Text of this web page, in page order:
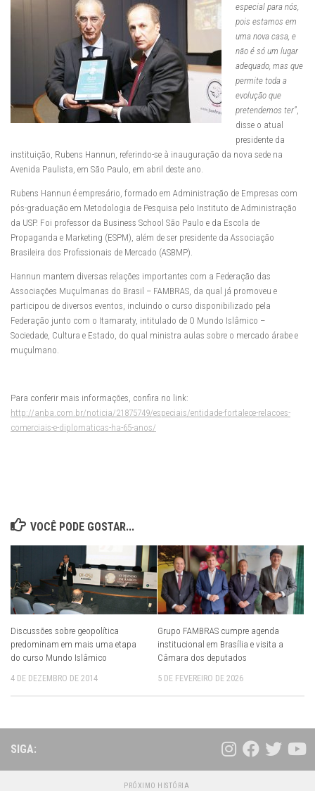
especial para nós,
pois estamos em
uma nova casa, e
não é só um lugar
adequado, mas que
permite toda a
evolução que
pretendemos ter”
disse o atual
presidente da
instituição, Rubens Hannun, referindo-se à inauguração da nova sede na
Avenida Paulista, em São Paulo, em abril deste ano.
Rubens Hannun é empresário, formado em Administração de Empresas com
pós-graduação em Metodologia de Pesquisa pelo Instituto de Administração
da USP. Foi professor da Business School São Paulo e da Escola de
Propaganda e Marketing (ESPM), além de ser presidente da Associação
Brasileira dos Profissionais de Mercado (ASBMP).
Hannun mantem diversas relações importantes com a Federação das
Associações Muçulmanas do Brasil – FAMBRAS, da qual já promoveu e
participou de diversos eventos, incluindo o curso disponibilizado pela
Federação junto com o Itamaraty, intitulado de O Mundo Islâmico –
Sociedade, Cultura e Estado, do qual ministra aulas sobre o mercado árabe e
muçulmano.
Para conferir mais informações, confira no link:
http://anba.com.br/noticia/21875749/especiais/entidade-fortalece-relacoes-
comerciais-e-diplomaticas-ha-65-anos/
VOCÊ PODE GOSTAR...
Discussões sobre geopolítica
predominam em mais uma etapa
do curso Mundo Islâmico
4 DE DEZEMBRO DE 2014
Grupo FAMBRAS cumpre agenda
institucional em Brasília e visita a
Câmara dos deputados
5 DE FEVEREIRO DE 2026
SIGA:
PRÓXIMO HISTÓRIA